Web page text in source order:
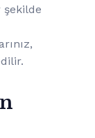
şekilde